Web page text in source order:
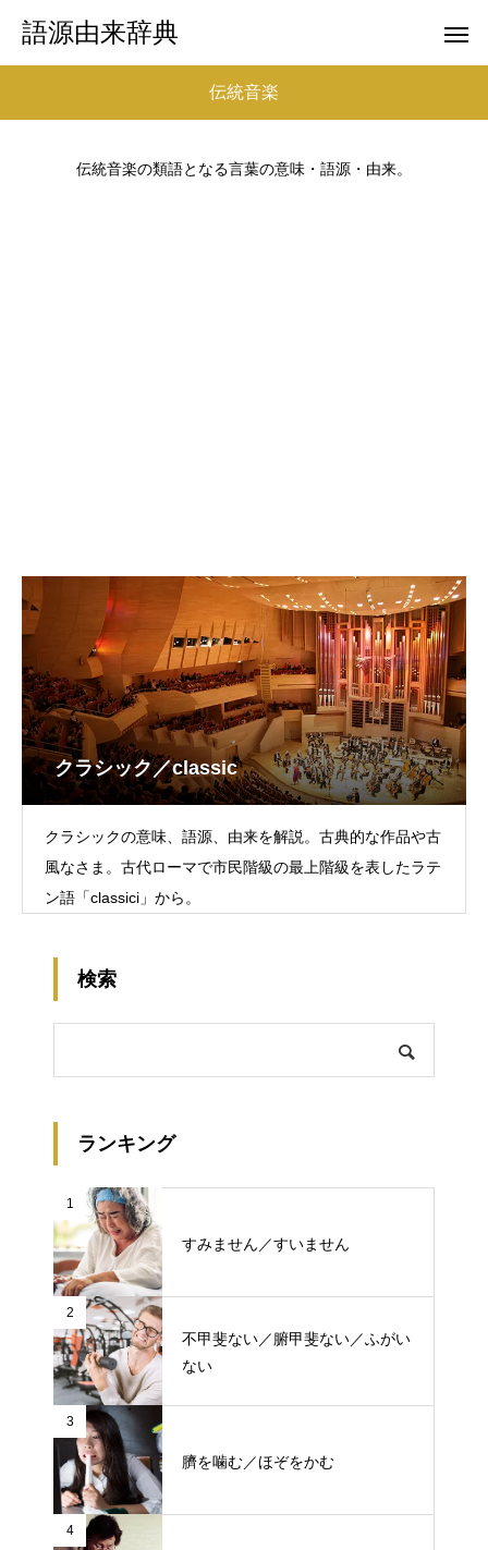
語源由来辞典
伝統音楽
伝統音楽の類語となる言葉の意味・語源・由来。
クラシック／classic
クラシックの意味、語源、由来を解説。古典的な作品や古
風なさま。古代ローマで市民階級の最上階級を表したラテ
ン語「classici」から。
検索
ランキング
1
すみません／すいません
2
不甲斐ない／腑甲斐ない／ふがい
ない
3
臍を噛む／ほぞをかむ
4